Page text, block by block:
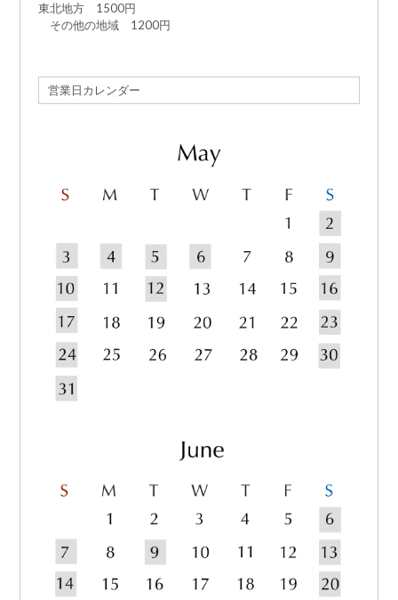
東北地方 1500円
その他の地域 1200円
営業日カレンダー